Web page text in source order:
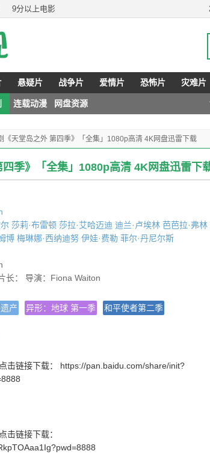
9分以上电影
悬疑片 战争片 爱情片 恐怖片 灾难片
连载动漫 网盘资源
《天堂岛之外 第四季》「全集」1080p高清 4K网盘迅雷下载
季》「全集」1080p高清 4K网盘迅雷下
莎莉·布雷顿 莎拉·艾哈迈迪 迪兰·卢埃林 芭芭拉·弗林
博 梅琳娜·西纳迪努 伊娃·费勒 菲尔·丹尼尔斯
长： 导演： Fiona Waiton
乔丹
·布雷顿/莎拉·艾哈迈迪/迪兰·卢埃林/芭芭拉·弗林/费莉
琳娜·西纳迪努/伊娃·费勒/菲尔·丹尼尔斯
产 异形：地球 第一季 和平使者第二季
击链接下载： https://pan.baidu.com/share/init?
击链接下载：